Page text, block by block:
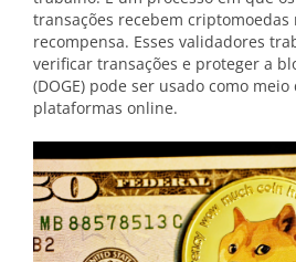
transações recebem
recompensa. Esses validadores
verificar transações e proteger a
(DOGE) pode ser usado como
plataformas online.